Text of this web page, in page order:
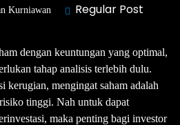
Kurniawan Regular Post
dengan keuntungan yang optimal,
tahap analisis terlebih dulu.
kerugian, mengingat saham adalah
tinggi. Nah untuk dapat
maka penting bagi investor